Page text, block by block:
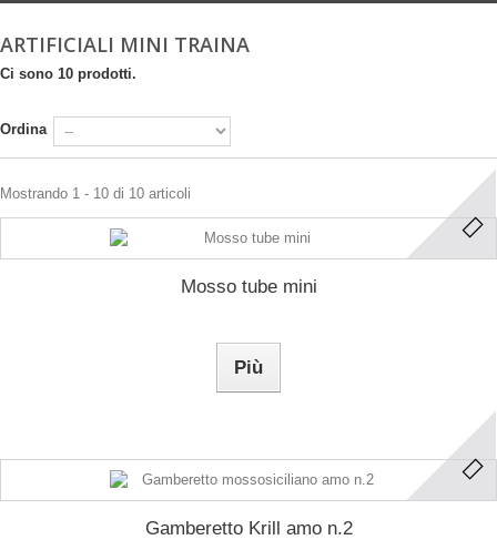
ARTIFICIALI MINI TRAINA
Ci sono 10 prodotti.
Ordina
Mostrando 1 - 10 di 10 articoli
Mosso tube mini
Più
Gamberetto Krill amo n.2